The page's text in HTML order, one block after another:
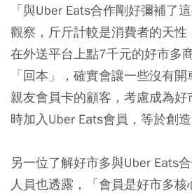
「與Uber Eats合作剛好彌補了
觀察，斤斤計較是消費者的天
在外送平台上點7千元的好市多
「回本」，確實會讓一些沒有開
親友會員卡的顧客，考慮成為好
時加入Uber Eats會員，等於創造
另一位了解好市多與Uber Eats
人員也透露，「會員是好市多